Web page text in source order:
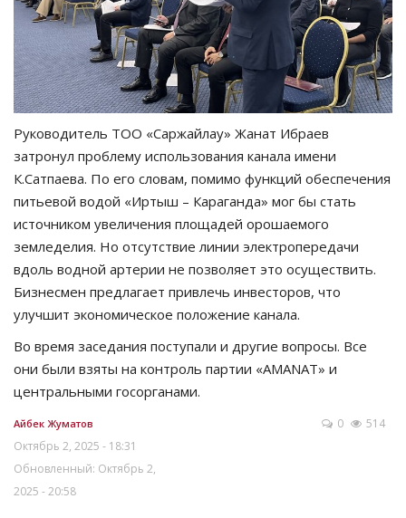
Руководитель ТОО «Саржайлау» Жанат Ибраев
затронул проблему использования канала имени
К.Сатпаева. По его словам, помимо функций обеспечения
питьевой водой «Иртыш – Караганда» мог бы стать
источником увеличения площадей орошаемого
земледелия. Но отсутствие линии электропередачи
вдоль водной артерии не позволяет это осуществить.
Бизнесмен предлагает привлечь инвесторов, что
улучшит экономическое положение канала.
Во время заседания поступали и другие вопросы. Все
они были взяты на контроль партии «AMANAT» и
центральными госорганами.
Айбек Жуматов
Октябрь 2, 2025 - 18:31
Обновленный: Октябрь 2,
2025 - 20:58
0 514